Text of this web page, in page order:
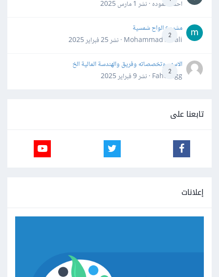
احمد حموده · نشر 1 مارس 2025
2
مشروع الواح شمسية
Mohammad Awali · نشر
25 فبراير 2025
2
الاسهم وتخصصاته وفريق والهندسة المالية الخ
Fahd Ggg · نشر
9 فبراير 2025
تابعنا على
إعلانات